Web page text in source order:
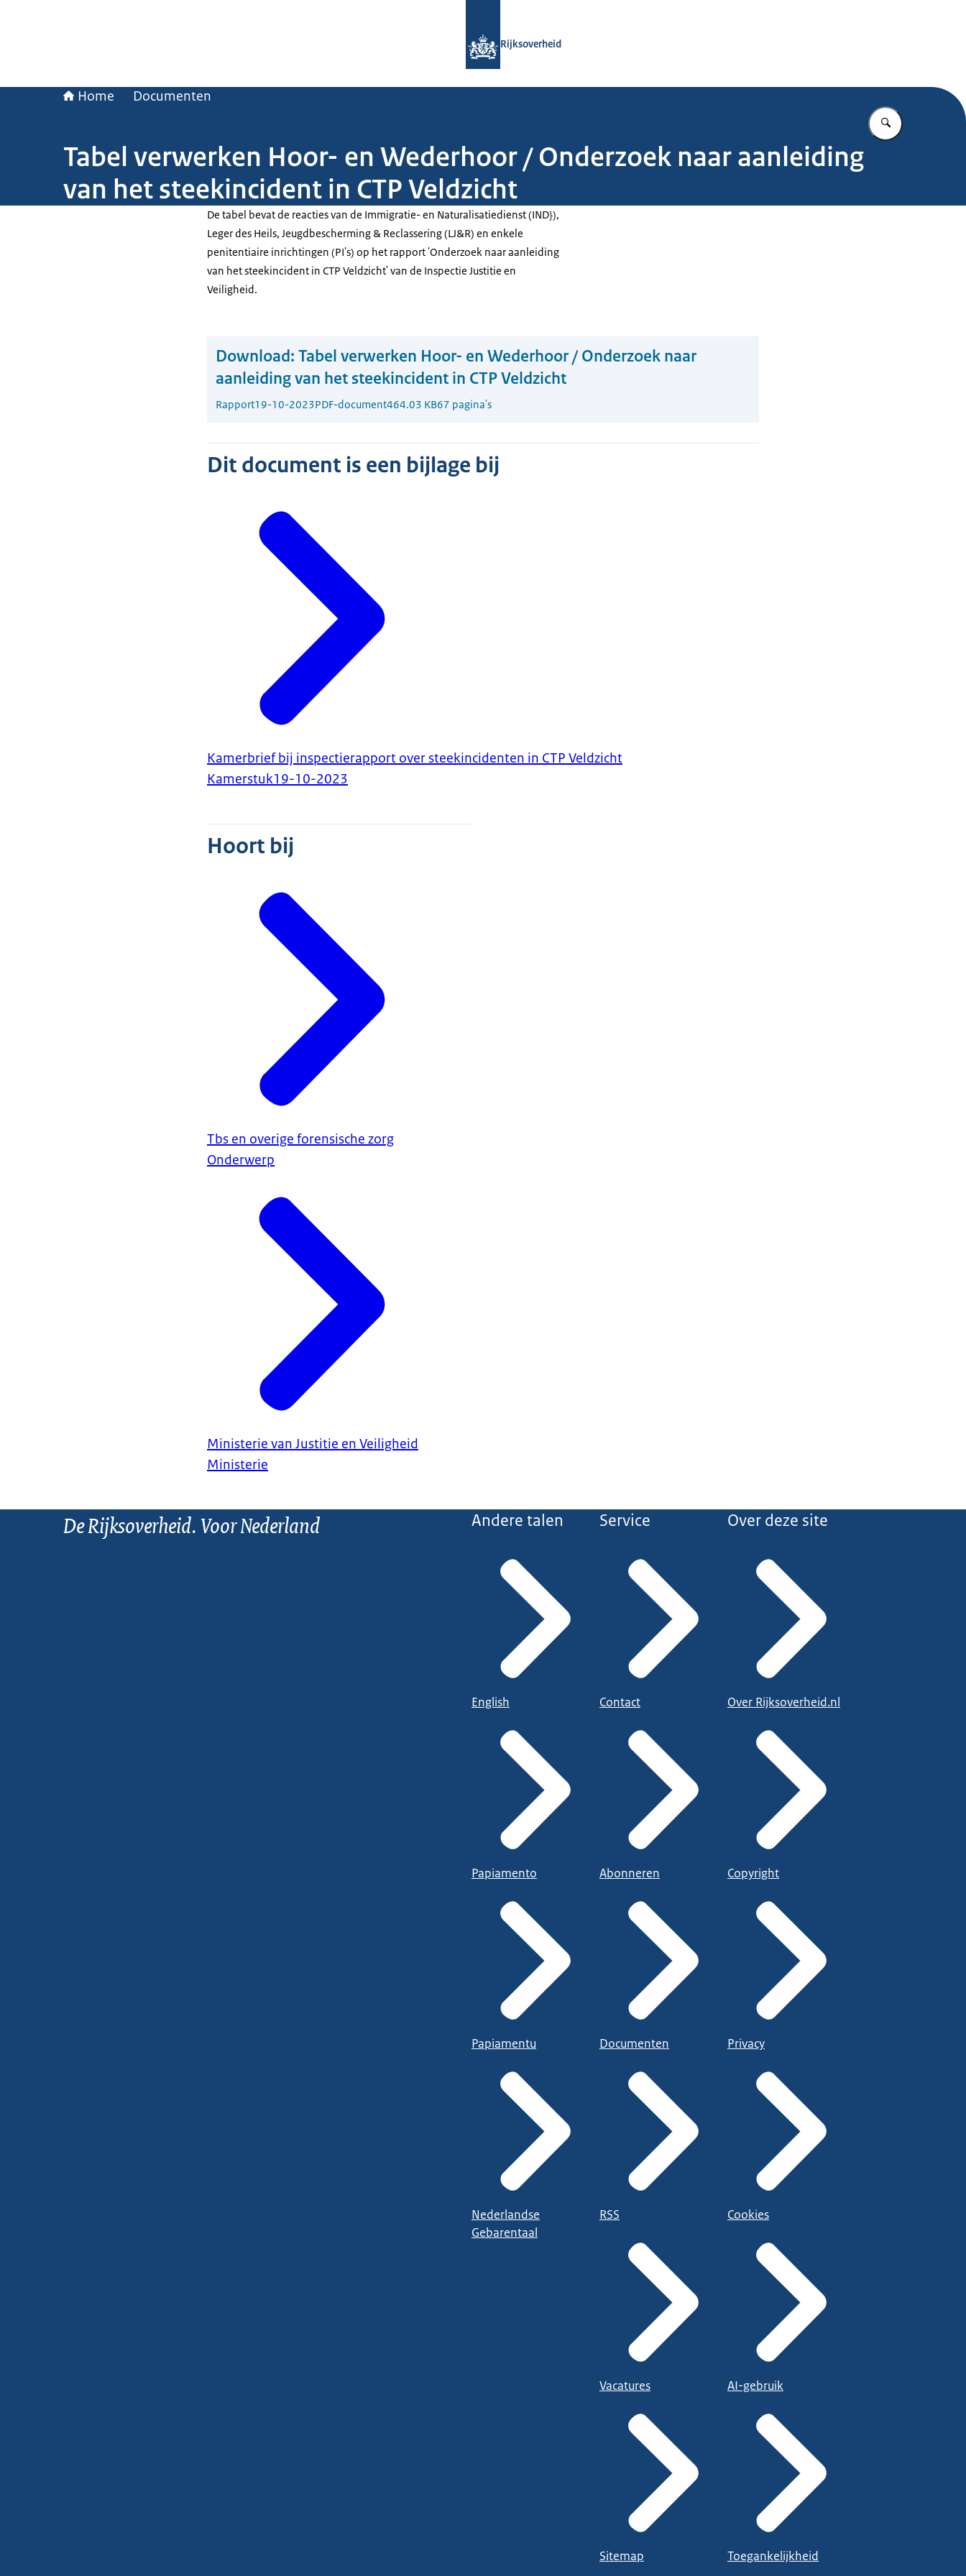
Rijksoverheid
Home Documenten
Vul in wat u
Tabel verwerken Hoor- en Wederhoor / Onderzoek naar aanleiding
van het steekincident in CTP Veldzicht
De tabel bevat de reacties van de Immigratie- en Naturalisatiedienst (IND}),
Leger des Heils, Jeugdbescherming & Reclassering (LJ&R) en enkele
penitentiaire inrichtingen (PI's) op het rapport 'Onderzoek naar aanleiding
van het steekincident in CTP Veldzicht' van de Inspectie Justitie en
Veiligheid.
Download: Tabel verwerken Hoor- en Wederhoor / Onderzoek naar
aanleiding van het steekincident in CTP Veldzicht
Rapport19-10-2023PDF-document464.03 KB67 pagina's
Dit document is een bijlage bij
Kamerbrief bij inspectierapport over steekincidenten in CTP Veldzicht
Kamerstuk19-10-2023
Hoort bij
Tbs en overige forensische zorg
Onderwerp
Ministerie van Justitie en Veiligheid
Ministerie
De Rijksoverheid. Voor Nederland Andere talen
English
Papiamento
Papiamentu
Nederlandse
Gebarentaal
Service
Contact
Abonneren
Documenten
RSS
Vacatures
Sitemap
Over deze site
Over Rijksoverheid.nl
Copyright
Privacy
Cookies
AI-gebruik
Toegankelijkheid